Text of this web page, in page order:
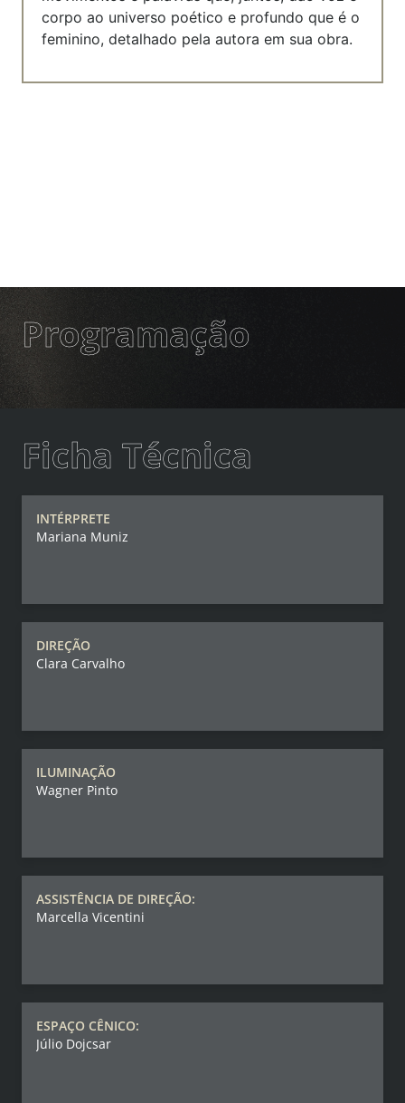
corpo ao universo poético e profundo que é o
feminino, detalhado pela autora em sua obra.
Programação
Ficha Técnica
INTÉRPRETE
Mariana Muniz
DIREÇÃO
Clara Carvalho
ILUMINAÇÃO
Wagner Pinto
ASSISTÊNCIA DE DIREÇÃO:
Marcella Vicentini
ESPAÇO CÊNICO:
Júlio Dojcsar